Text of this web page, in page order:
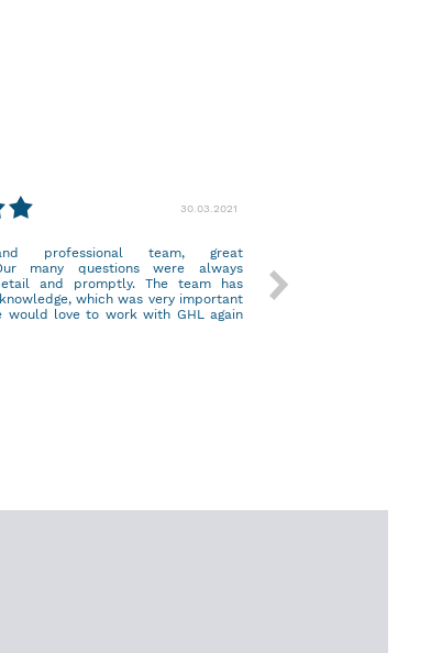
30.03.2021
professional team, great
many questions were always
and promptly. The team has
which was very important
would love to work with GHL again
Amazing service!